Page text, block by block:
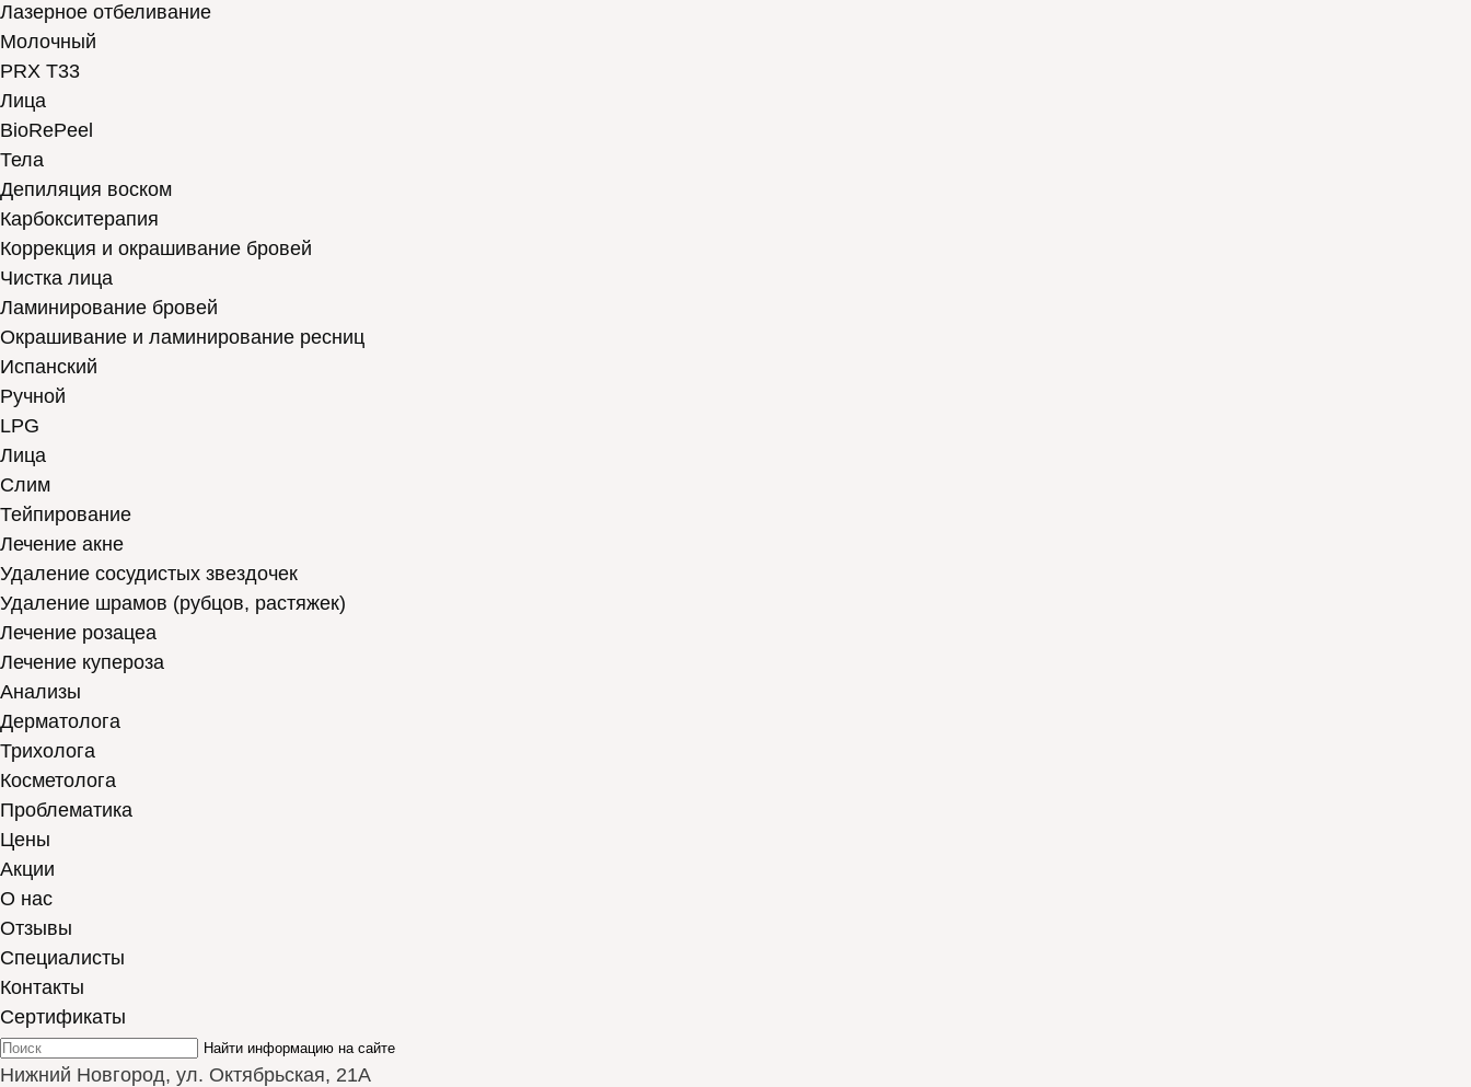
Лазерное отбеливание
Молочный
PRX T33
Лица
BioRePeel
Тела
Депиляция воском
Карбокситерапия
Коррекция и окрашивание бровей
Чистка лица
Ламинирование бровей
Окрашивание и ламинирование ресниц
Испанский
Ручной
LPG
Лица
Слим
Тейпирование
Лечение акне
Удаление сосудистых звездочек
Удаление шрамов (рубцов, растяжек)
Лечение розацеа
Лечение купероза
Анализы
Дерматолога
Трихолога
Косметолога
Проблематика
Цены
Акции
О нас
Отзывы
Cпециалисты
Контакты
Сертификаты
Найти информацию на сайте
Нижний Новгород, ул. Октябрьская, 21А